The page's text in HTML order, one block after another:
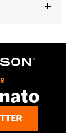
,Tasche
a doppio